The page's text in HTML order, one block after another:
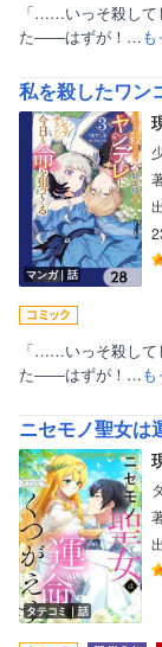
「……いっそ殺して
た――はずが！…
マンガ｜話
「……いっそ殺して
た――はずが！…
ニセモノ聖女は
タテコミ｜話
女性写真